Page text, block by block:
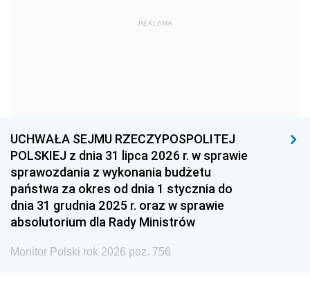
1959
1939 1938 1937
1936 1930
REKLAMA
UCHWAŁA SEJMU RZECZYPOSPOLITEJ
POLSKIEJ z dnia 31 lipca 2026 r. w sprawie
sprawozdania z wykonania budżetu
państwa za okres od dnia 1 stycznia do
dnia 31 grudnia 2025 r. oraz w sprawie
absolutorium dla Rady Ministrów
Monitor Polski rok 2026 poz. 756